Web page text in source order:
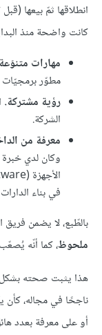
كانت واضحة منذ
مهارات
مطوّر
رؤية مشتركة.
الشركة.
معرفة من
وكان لدي
في بناء
بالطّبع، لا يضمن فريق
ملحوظ، كما أنّه
هذا يثبت صحته
ناجحًا في مجاله،
أو على معرفة بعدد